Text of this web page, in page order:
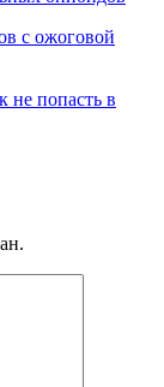
с ожоговой
не попасть в